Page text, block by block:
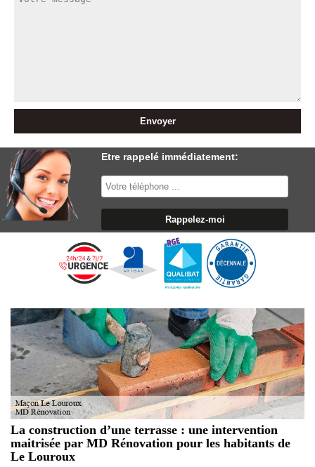
Etre rappelé immédiatement:
La construction d’une terrasse : une intervention
maitrisée par MD Rénovation pour les habitants de
Le Louroux